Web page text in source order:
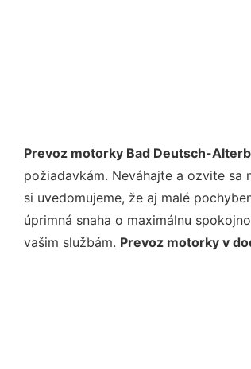
Prevoz motorky Bad Deutsch-
požiadavkám. Neváhajte a ozvite sa
si uvedomujeme, že aj malé
úprimná snaha o maximálnu
vašim službám. Prevoz motorky v